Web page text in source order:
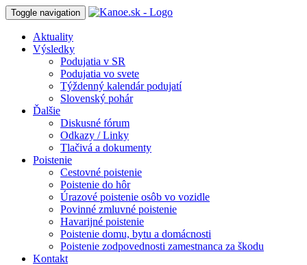
Toggle navigation
Aktuality
Výsledky
Podujatia v SR
Podujatia vo svete
Týždenný kalendár podujatí
Slovenský pohár
Ďalšie
Diskusné fórum
Odkazy / Linky
Tlačivá a dokumenty
Poistenie
Cestovné poistenie
Poistenie do hôr
Úrazové poistenie osôb vo vozidle
Povinné zmluvné poistenie
Havarijné poistenie
Poistenie domu, bytu a domácnosti
Poistenie zodpovednosti zamestnanca za škodu
Kontakt